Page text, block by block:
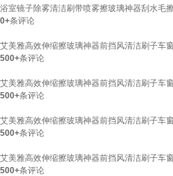
浴室镜子除雾清洁刷带喷雾擦玻璃神器刮水毛
0+条评论
艾美雅高效伸缩擦玻璃神器前挡风清洁刷子车
500+条评论
艾美雅高效伸缩擦玻璃神器前挡风清洁刷子车
500+条评论
艾美雅高效伸缩擦玻璃神器前挡风清洁刷子车
500+条评论
艾美雅高效伸缩擦玻璃神器前挡风清洁刷子车
500+条评论